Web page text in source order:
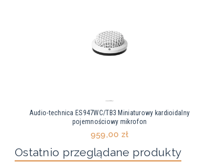
Audio-technica ES947WC/TB3 Miniaturowy kardioidalny
pojemnościowy mikrofon
959,00 zł
Ostatnio przeglądane produkty